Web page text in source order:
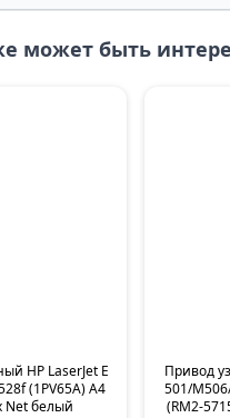
может быть
HP LaserJet E
(1PV65A) A4
Net белый
Привод
501/
(RM2-